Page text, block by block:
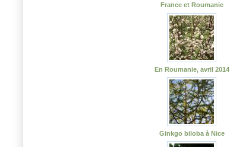
France et Roumanie
En Roumanie, avril 2014
Ginkgo biloba à Nice